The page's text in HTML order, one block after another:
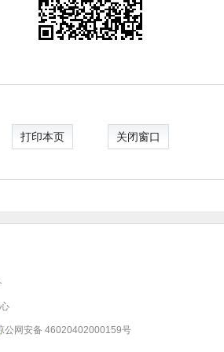
打印本页 关闭窗口
公网安备 46020402000159号